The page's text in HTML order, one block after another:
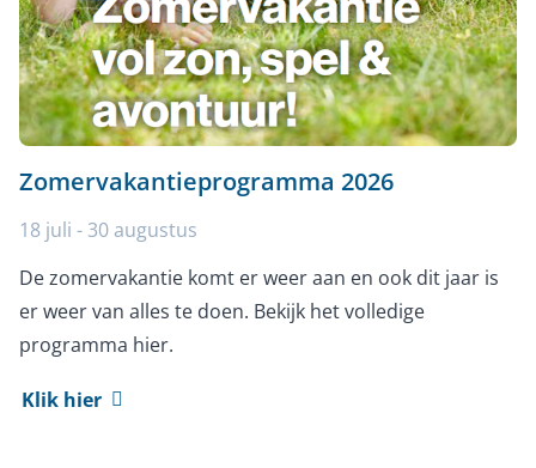
Zomervakantieprogramma 2026
18 juli - 30 augustus
De zomervakantie komt er weer aan en ook dit jaar is
er weer van alles te doen. Bekijk het volledige
programma hier.
Klik hier